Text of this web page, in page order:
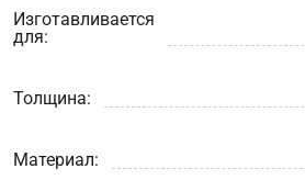
Изготавливается
для:
Толщина:
Материал: